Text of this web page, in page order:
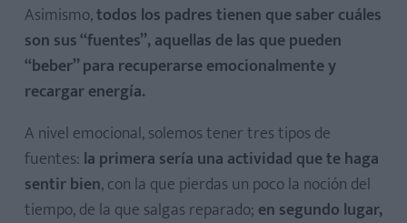
Asimismo,todos los padres tienen que saber cuáles
son sus “fuentes”, aquellas de las que pueden
“beber” para recuperarse emocionalmente y
recargar energía.
A nivel emocional, solemos tener tres tipos de
fuentes: la primera sería una actividad que te haga
sentir bien, con la que pierdas un poco la noción del
tiempo, de la que salgas reparado; en segundo lugar,